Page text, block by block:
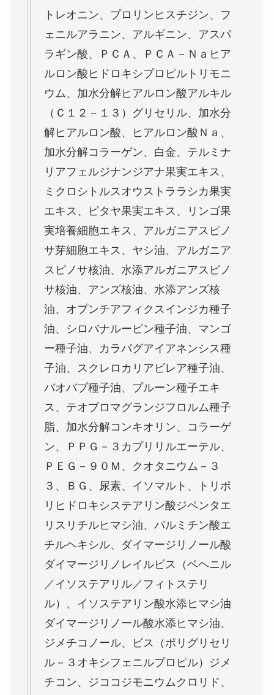
トレオニン、プロリンヒスチジン、フ
ェニルアラニン、アルギニン、アスパ
ラギン酸、ＰＣＡ、ＰＣＡ－Ｎａヒア
ルロン酸ヒドロキシプロピルトリモニ
ウム、加水分解ヒアルロン酸アルキル
（Ｃ１２－１３）グリセリル、加水分
解ヒアルロン酸、ヒアルロン酸Ｎａ、
加水分解コラーゲン、白金、テルミナ
リアフェルジナンジアナ果実エキス、
ミクロシトルスオウストララシカ果実
エキス、ピタヤ果実エキス、リンゴ果
実培養細胞エキス、アルガニアスピノ
サ芽細胞エキス、ヤシ油、アルガニア
スピノサ核油、水添アルガニアスピノ
サ核油、アンズ核油、水添アンズ核
油、オプンチアフィクスインジカ種子
油、シロバナルーピン種子油、マンゴ
ー種子油、カラパグアイアネンシス種
子油、スクレロカリアビレア種子油、
バオバブ種子油、プルーン種子エキ
ス、テオブロマグランジフロルム種子
脂、加水分解コンキオリン、コラーゲ
ン、ＰＰＧ－３カプリリルエーテル、
ＰＥＧ－９０Ｍ、クオタニウム－３
３、ＢＧ、尿素、イソマルト、トリポ
リヒドロキシステアリン酸ジペンタエ
リスリチルヒマシ油、パルミチン酸エ
チルヘキシル、ダイマージリノール酸
ダイマージリノレイルビス（ベヘニル
／イソステアリル／フィトステリ
ル）、イソステアリン酸水添ヒマシ油
ダイマージリノール酸水添ヒマシ油、
ジメチコノール、ビス（ポリグリセリ
ル－３オキシフェニルプロピル）ジメ
チコン、ジココジモニウムクロリド、